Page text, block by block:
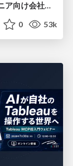
【５分でわかる】セーフィー エンジニア向け会社紹介
0 53k